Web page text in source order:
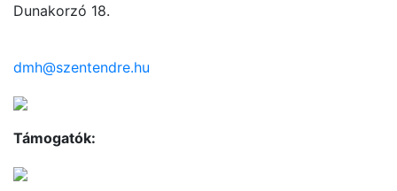
Dunakorzó 18.
dmh@szentendre.hu
Támogatók: